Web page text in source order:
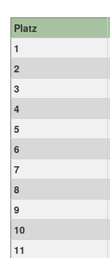
Platz
1
2
3
4
5
6
7
8
9
10
11